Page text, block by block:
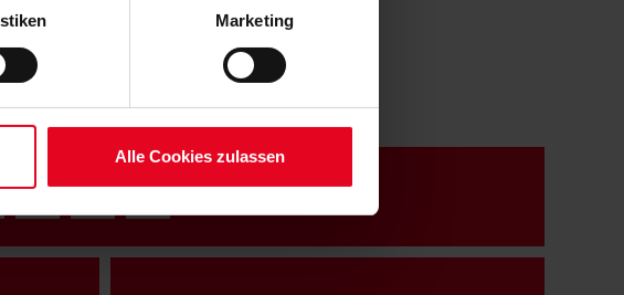
Abs. 1 TDDDG, Art. 6 Abs. 1 lit. a DSGVO
Cookies eingesetzt. Ihre etwaig erteilten
Marketing
Alle Cookies zulassen